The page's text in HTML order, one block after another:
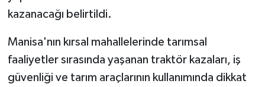
kazanacağı belirtildi.
Manisa'nın kırsal mahallelerinde tarımsal
faaliyetler sırasında yaşanan traktör kazaları, iş
güvenliği ve tarım araçlarının kullanımında dikkat